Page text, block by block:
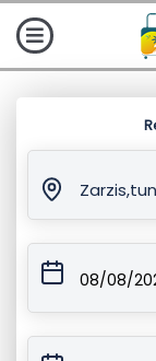
08/08/